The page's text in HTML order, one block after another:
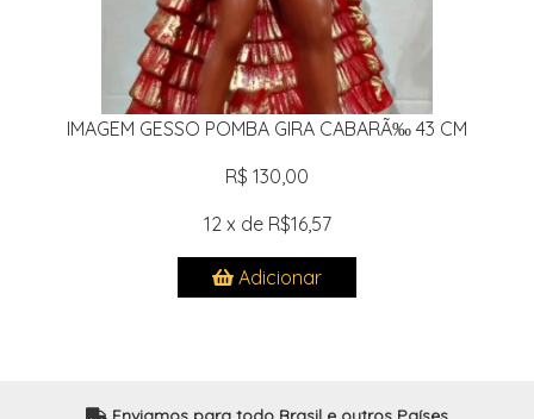
IMAGEM GESSO POMBA GIRA CABARÃ‰ 43 CM
R$ 130,00
12 x de R$16,57
Adicionar